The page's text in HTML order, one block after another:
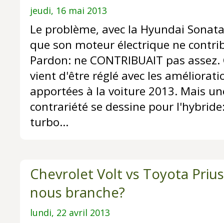
jeudi, 16 mai 2013
Le problème, avec la Hyundai
que son moteur électrique ne
Pardon: ne CONTRIBUAIT pas
vient d'être réglé avec les
apportées à la voiture 2013. Mais
contrariété se dessine pour
turbo...
Chevrolet Volt vs Toyota
nous branche?
lundi, 22 avril 2013